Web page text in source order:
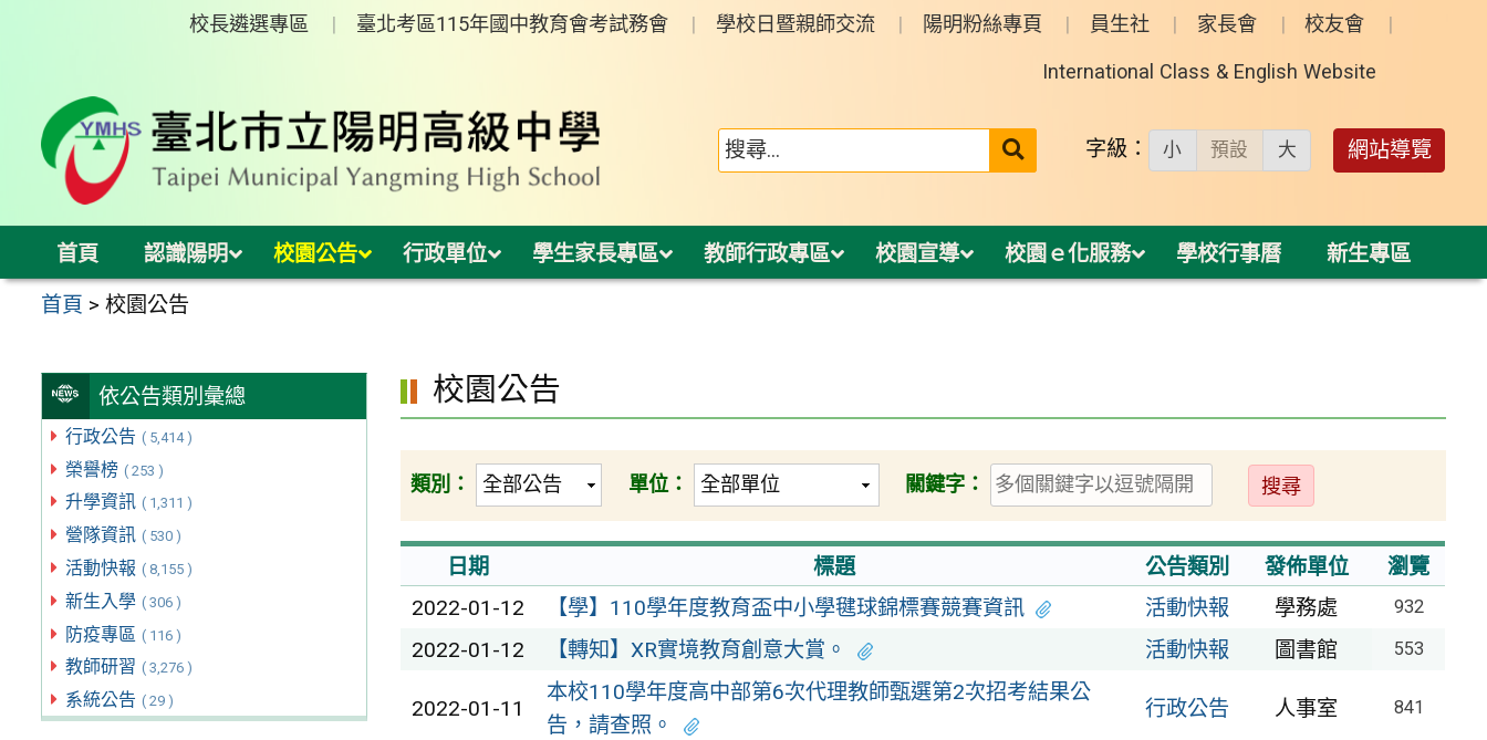
校長遴選專區 臺北考區115年國中教育會考試務會 學校日暨親師交流 陽明粉絲專頁 員生社 家長會 校友會
International Class & English Website
送出 字級： 小 預設 大 網站導覽
首頁 認識陽明 校園公告 行政單位 學生家長專區 教師行政專區 校園宣導 校園ｅ化服務 學校行事曆 新生專區
首頁 >校園公告
依公告類別彙總
行政公告 ( 5,414 )
榮譽榜 ( 253 )
升學資訊 ( 1,311 )
營隊資訊 ( 530 )
活動快報 ( 8,155 )
新生入學 ( 306 )
防疫專區 ( 116 )
教師研習 ( 3,276 )
系統公告 ( 29 )
校園公告
類別： 單位： 關鍵字：
送
出
日期 標題 公告類別 發佈單位
瀏覽
2022-01-12
【學】110學年度教育盃中小學毽球錦標賽競賽資訊 活動快報 學務處 932
2022-01-12 【轉知】XR實境教育創意大賞。 活動快報 圖書館 553
2022-01-11
本校110學年度高中部第6次代理教師甄選第2次招考結果公
告，請查照。
行政公告 人事室 841